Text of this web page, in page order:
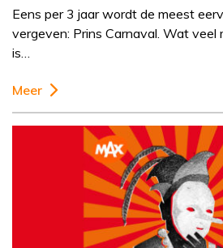
Eens per 3 jaar wordt de meest
vergeven: Prins Carnaval. Wat veel
is…
Meer